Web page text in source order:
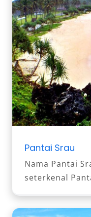
Pantai Srau
Nama Pantai
seterkenal